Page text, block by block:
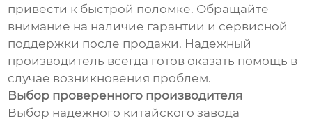
привести к быстрой поломке. Обращайте
внимание на наличие гарантии и сервисной
поддержки после продажи. Надежный
производитель всегда готов оказать помощь в
случае возникновения проблем.
Выбор проверенного производителя
Выбор надежного китайского завода